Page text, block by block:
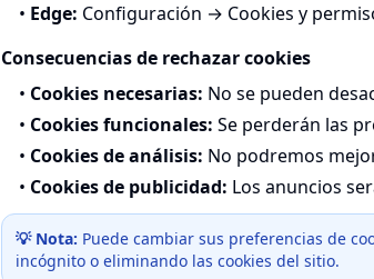
• Edge: Configuración → Cookies y
Consecuencias de rechazar cookies
• Cookies necesarias: No se pueden
• Cookies funcionales: Se perderán las
• Cookies de análisis: No podremos
• Cookies de publicidad: Los anuncios
💡 Nota: Puede cambiar sus preferencias de
incógnito o eliminando las cookies del sitio.